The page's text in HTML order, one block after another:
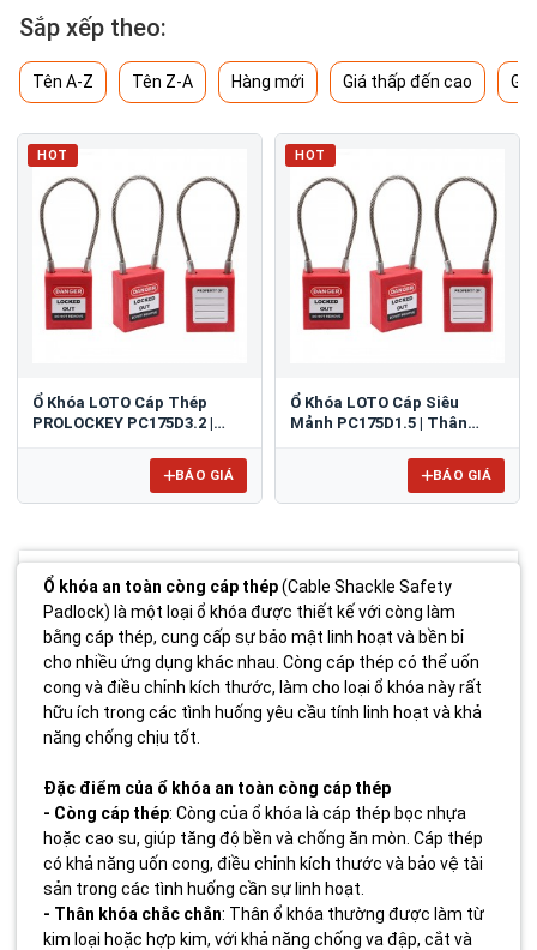
Sắp xếp theo:
Tên A-Z Tên Z-A Hàng mới Giá thấp đến cao
HOT
Ổ Khóa LOTO Cáp Thép
PROLOCKEY PC175D3.2 |
Hoạt Cách Điện
BÁO GIÁ
HOT
Ổ Khóa LOTO Cáp Siêu
Mảnh PC175D1.5 | Thân
BÁO GIÁ
Ổ khóa an toàn còng cáp thép(Cable Shackle Safety
Padlock) là một loại ổ khóa được thiết kế với còng làm
bằng cáp thép, cung cấp sự bảo mật linh hoạt và bền bỉ
cho nhiều ứng dụng khác nhau. Còng cáp thép có thể uốn
cong và điều chỉnh kích thước, làm cho loại ổ khóa này rất
hữu ích trong các tình huống yêu cầu tính linh hoạt và khả
năng chống chịu tốt.
Đặc điểm của ổ khóa an toàn còng cáp thép
- Còng cáp thép: Còng của ổ khóa là cáp thép bọc nhựa
hoặc cao su, giúp tăng độ bền và chống ăn mòn. Cáp thép
có khả năng uốn cong, điều chỉnh kích thước và bảo vệ tài
sản trong các tình huống cần sự linh hoạt.
- Thân khóa chắc chắn: Thân ổ khóa thường được làm từ
kim loại hoặc hợp kim, với khả năng chống va đập, cắt và